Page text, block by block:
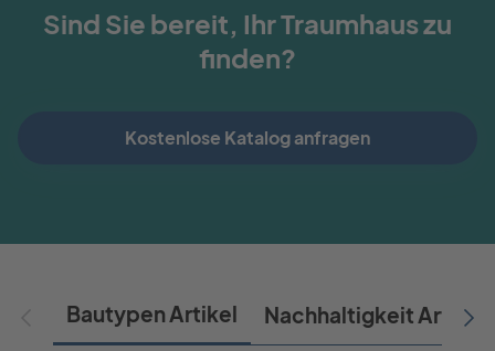
Sind Sie bereit, Ihr Traumhaus zu
finden?
Kostenlose Katalog anfragen
Bautypen Artikel Nachhaltigkeit Artikel